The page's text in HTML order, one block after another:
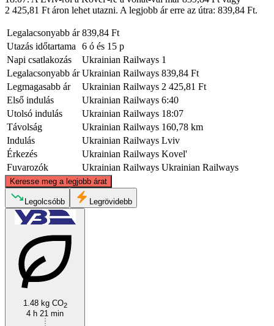
2 425,81 Ft áron lehet utazni. A legjobb ár erre az útra: 839,84 Ft.
Legalacsonyabb ár 839,84 Ft
Utazás időtartama
6 ó és 15 p
Napi csatlakozás
Ukrainian Railways 1
Legalacsonyabb ár Ukrainian Railways 839,84 Ft
Legmagasabb ár
Ukrainian Railways 2 425,81 Ft
Első indulás
Ukrainian Railways 6:40
Utolsó indulás
Ukrainian Railways 18:07
Távolság
Ukrainian Railways 160,78 km
Indulás
Ukrainian Railways Lviv
Érkezés
Ukrainian Railways Kovel'
Fuvarozók
Ukrainian Railways Ukrainian Railways
Keresse meg a legjobb árat
© CARTO, ©OpenStreetMapcontributors
Legolcsóbb Legrövidebb
1.48 kg CO2
4 h 21 min